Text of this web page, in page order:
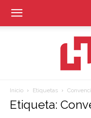
Inicio Etiquetas
Etiqueta: